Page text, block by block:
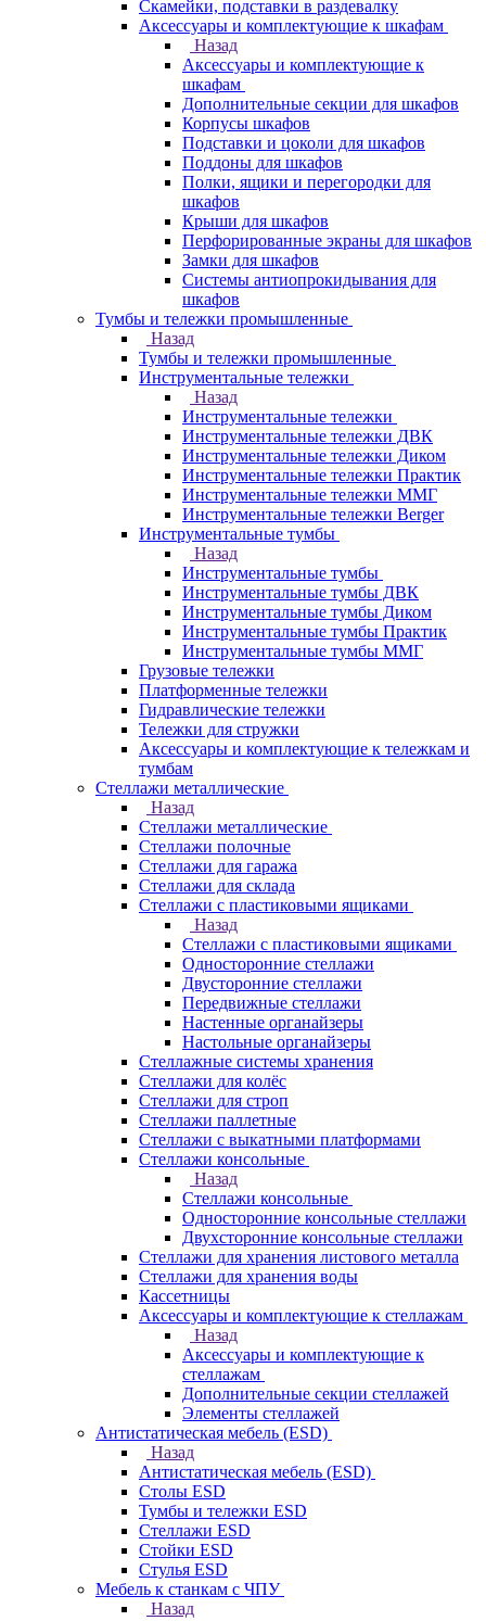
Скамейки, подставки в раздевалку
Аксессуары и комплектующие к шкафам
Назад
Аксессуары и комплектующие к
шкафам
Дополнительные секции для шкафов
Корпусы шкафов
Подставки и цоколи для шкафов
Поддоны для шкафов
Полки, ящики и перегородки для
шкафов
Крыши для шкафов
Перфорированные экраны для шкафов
Замки для шкафов
Системы антиопрокидывания для
шкафов
Тумбы и тележки промышленные
Назад
Тумбы и тележки промышленные
Инструментальные тележки
Назад
Инструментальные тележки
Инструментальные тележки ДВК
Инструментальные тележки Диком
Инструментальные тележки Практик
Инструментальные тележки ММГ
Инструментальные тележки Berger
Инструментальные тумбы
Назад
Инструментальные тумбы
Инструментальные тумбы ДВК
Инструментальные тумбы Диком
Инструментальные тумбы Практик
Инструментальные тумбы ММГ
Грузовые тележки
Платформенные тележки
Гидравлические тележки
Тележки для стружки
Аксесcуары и комплектующие к тележкам и
тумбам
Стеллажи металлические
Назад
Стеллажи металлические
Стеллажи полочные
Стеллажи для гаража
Стеллажи для склада
Стеллажи с пластиковыми ящиками
Назад
Стеллажи с пластиковыми ящиками
Односторонние стеллажи
Двусторонние стеллажи
Передвижные стеллажи
Настенные органайзеры
Настольные органайзеры
Стеллажные системы хранения
Стеллажи для колёс
Стеллажи для строп
Стеллажи паллетные
Стеллажи с выкатными платформами
Стеллажи консольные
Назад
Стеллажи консольные
Односторонние консольные стеллажи
Двухсторонние консольные стеллажи
Стеллажи для хранения листового металла
Стеллажи для хранения воды
Кассетницы
Аксесcуары и комплектующие к стеллажам
Назад
Аксесcуары и комплектующие к
стеллажам
Дополнительные секции стеллажей
Элементы стеллажей
Антистатическая мебель (ESD)
Назад
Антистатическая мебель (ESD)
Столы ESD
Тумбы и тележки ESD
Стеллажи ESD
Стойки ESD
Стулья ESD
Мебель к станкам с ЧПУ
Назад